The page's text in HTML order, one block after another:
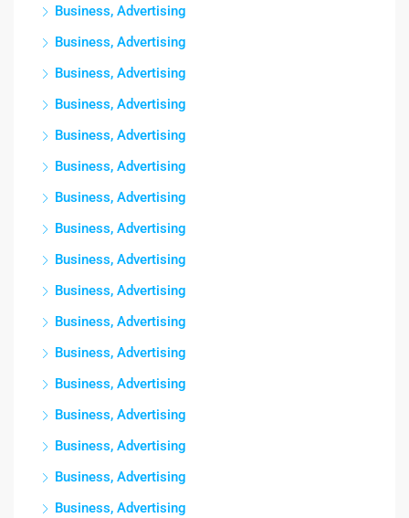
Business, Advertising
Business, Advertising
Business, Advertising
Business, Advertising
Business, Advertising
Business, Advertising
Business, Advertising
Business, Advertising
Business, Advertising
Business, Advertising
Business, Advertising
Business, Advertising
Business, Advertising
Business, Advertising
Business, Advertising
Business, Advertising
Business, Advertising